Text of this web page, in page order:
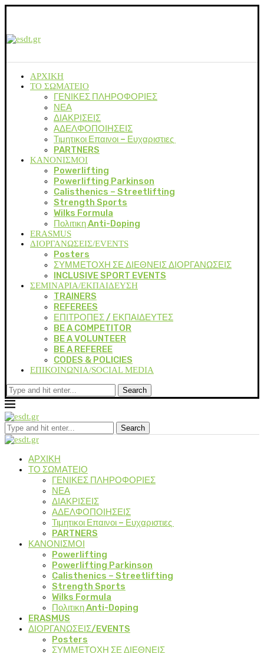
ΑΡΧΙΚΗ
ΤΟ ΣΩΜΑΤΕΙΟ
ΓΕΝΙΚΕΣ ΠΛΗΡΟΦΟΡΙΕΣ
ΝΕΑ
ΔΙΑΚΡΙΣΕΙΣ
ΑΔΕΛΦΟΠΟΙΗΣΕΙΣ
Τιμητικοι Επαινοι – Ευχαριστιες
PARTNERS
ΚΑΝΟΝΙΣΜΟΙ
Powerlifting
Powerlifting Parkinson
Calisthenics – Streetlifting
Strength Sports
Wilks Formula
Πολιτικη Anti-Doping
ERASMUS
ΔΙΟΡΓΑΝΩΣΕΙΣ/EVENTS
Posters
ΣΥΜΜΕΤΟΧΗ ΣΕ ΔΙΕΘΝΕΙΣ ΔΙΟΡΓΑΝΩΣΕΙΣ
INCLUSIVE SPORT EVENTS
ΣΕΜΙΝΑΡΙΑ/ΕΚΠΑΙΔΕΥΣΗ
TRAINERS
REFEREES
ΕΠΙΤΡΟΠΕΣ / ΕΚΠΑΙΔΕΥΤΕΣ
BE A COMPETITOR
BE A VOLUNTEER
BE A REFEREE
CODES & POLICIES
ΕΠΙΚΟΙΝΩΝΙΑ/SOCIAL MEDIA
Search
Search
ΑΡΧΙΚΗ
ΤΟ ΣΩΜΑΤΕΙΟ
ΓΕΝΙΚΕΣ ΠΛΗΡΟΦΟΡΙΕΣ
ΝΕΑ
ΔΙΑΚΡΙΣΕΙΣ
ΑΔΕΛΦΟΠΟΙΗΣΕΙΣ
Τιμητικοι Επαινοι – Ευχαριστιες
PARTNERS
ΚΑΝΟΝΙΣΜΟΙ
Powerlifting
Powerlifting Parkinson
Calisthenics – Streetlifting
Strength Sports
Wilks Formula
Πολιτικη Anti-Doping
ERASMUS
ΔΙΟΡΓΑΝΩΣΕΙΣ/EVENTS
Posters
ΣΥΜΜΕΤΟΧΗ ΣΕ ΔΙΕΘΝΕΙΣ